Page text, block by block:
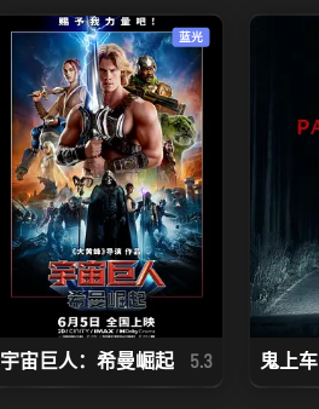
蓝光
宇宙巨人：希曼崛起 5.3 鬼上车